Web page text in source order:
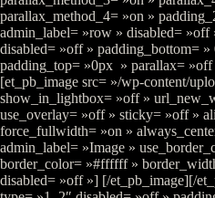
parallax_method_4= »on »
admin_label= »row » disabled= »off
disabled= »off » padding_bottom=
padding_top= »0px » parallax=
[et_pb_image src= »/wp-content/
show_in_lightbox= »off »
use_overlay= »off » sticky= »off »
force_fullwidth= »on »
admin_label= »Image »
border_color= »#ffffff »
disabled= »off »] [/et_pb_image][/